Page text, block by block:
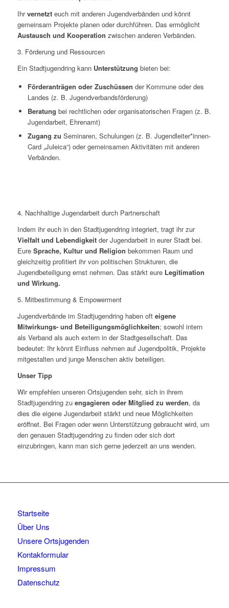
Ihrvernetzteuch mit anderen Jugendverbänden und könnt
gemeinsam Projekte planen oder durchführen. Das ermöglicht
Austausch und Kooperation zwischen anderen Verbänden.
3. Förderung und Ressourcen
Ein Stadtjugendring kann Unterstützung bieten bei:
Förderanträgen oder Zuschüssen der Kommune oder des
Landes (z. B. Jugendverbands­förderung)
Beratung bei rechtlichen oder organisatorischen Fragen (z. B.
Jugendarbeit, Ehrenamt)
Zugang zu Seminaren, Schulungen (z. B. Jugendleiter*innen-
Card „Juleica“) oder gemeinsamen Aktivitäten mit anderen
Verbänden.
4. Nachhaltige Jugendarbeit durch Partner­schaft
Indem ihr euch in den Stadtjugendring integriert, tragt ihr zur
Vielfalt und Lebendigkeitder Jugendarbeit in eurer Stadt bei.
Eure Sprache, Kultur und Religion bekommen Raum und
gleichzeitig profitiert ihr von politischen Strukturen, die
Jugendbeteiligung ernst nehmen. Das stärkt eure Legitimation
und Wirkung.
5. Mitbestimmung & Empowerment
Jugendverbände im Stadtjugendring haben oft eigene
Mitwirkungs- und Beteiligungsmöglichkeiten; sowohl intern
als Verband als auch extern in der Stadtgesellschaft. Das
bedeutet: Ihr könnt Einfluss nehmen auf Jugendpolitik, Projekte
mitgestalten und junge Menschen aktiv beteiligen.
Unser Tipp
Wir empfehlen unseren Ortsjugenden sehr, sich in ihrem
Stadtjugendring zu engagieren oder Mitglied zu werden, da
dies die eigene Jugendarbeit stärkt und neue Möglichkeiten
eröffnet. Bei Fragen oder wenn Unterstützung gebraucht wird, um
den genauen Stadtjugendring zu finden oder sich dort
einzubringen, kann man sich gerne jederzeit an uns wenden.
Startseite
Über Uns
Unsere Ortsjugenden
Kontakformular
Impressum
Datenschutz